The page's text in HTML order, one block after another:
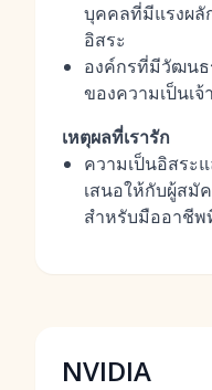
บุคคลที่มีแรงผลั
อิสระ
องค์กรที่มีวัฒน
ของความเป็นเ
เหตุผลที่เรารัก
ความเป็นอิสระ
เสนอให้กับผู้สมั
สำหรับมืออาชีพ
NVIDIA